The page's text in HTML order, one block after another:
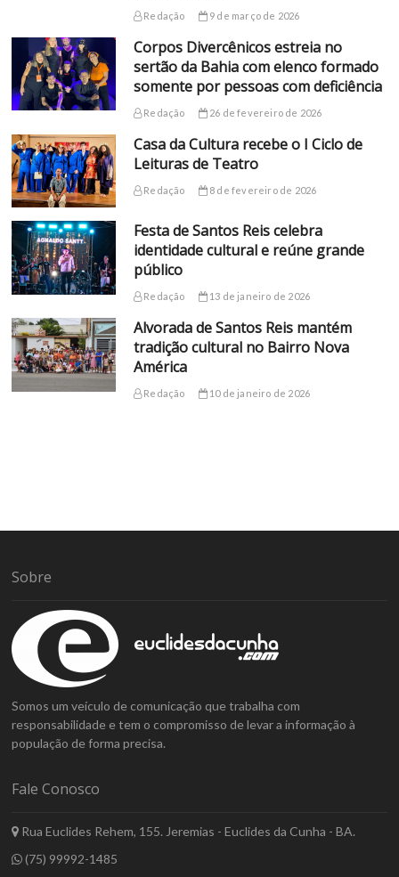
Redação 9 de março de 2026
Corpos Divercênicos estreia no
sertão da Bahia com elenco formado
somente por pessoas com deficiência
Redação 26 de fevereiro de 2026
Casa da Cultura recebe o I Ciclo de
Leituras de Teatro
Redação 8 de fevereiro de 2026
Festa de Santos Reis celebra
identidade cultural e reúne grande
público
Redação 13 de janeiro de 2026
Alvorada de Santos Reis mantém
tradição cultural no Bairro Nova
América
Redação 10 de janeiro de 2026
Sobre
Somos um veículo de comunicação que trabalha com
responsabilidade e tem o compromisso de levar a informação à
população de forma precisa.
Fale Conosco
Rua Euclides Rehem, 155. Jeremias - Euclides da Cunha - BA.
(75) 99992-1485